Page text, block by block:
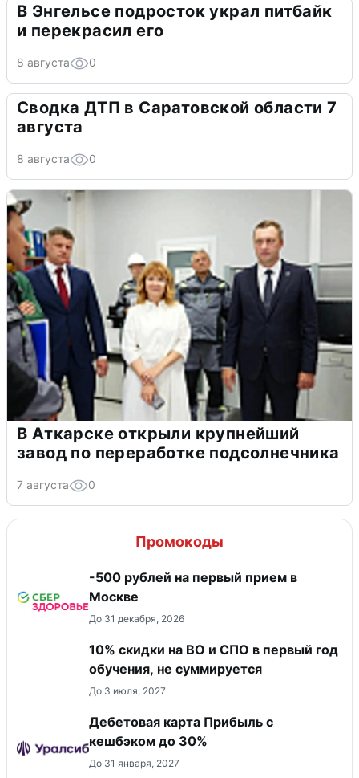
В Энгельсе подросток украл питбайк
и перекрасил его
8 августа 0
Сводка ДТП в Саратовской области 7
августа
8 августа 0
В Аткарске открыли крупнейший
завод по переработке подсолнечника
7 августа 0
Промокоды
-500 рублей на первый прием в
Москве
До 31 декабря, 2026
10% скидки на ВО и СПО в первый год
обучения, не суммируется
До 3 июля, 2027
Дебетовая карта Прибыль с
кешбэком до 30%
До 31 января, 2027